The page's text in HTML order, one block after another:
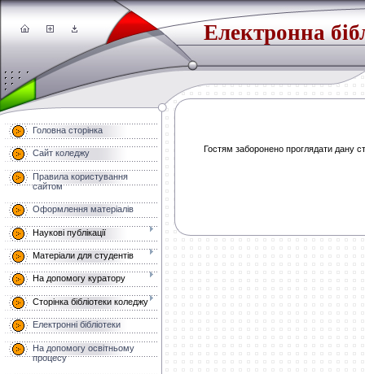
Електронна
Головна сторінка
Сайт коледжу
Правила користування
сайтом
Оформлення матеріалів
Наукові публікації
Матеріали для студентів
На допомогу куратору
Сторінка бібліотеки коледжу
Електронні бібліотеки
На допомогу освітньому
процесу
Гостям заборонено проглядати дану